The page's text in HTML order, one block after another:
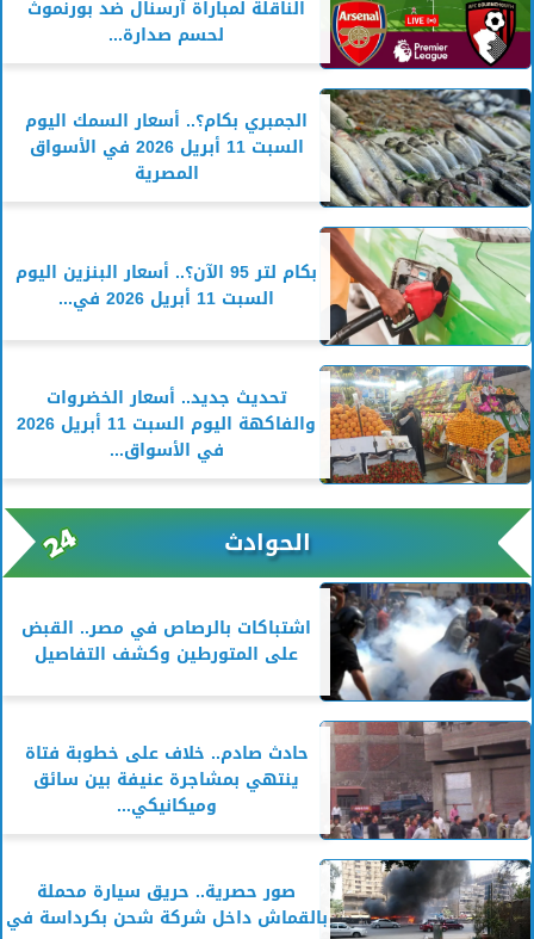
الناقلة لمباراة آرسنال ضد بورنموث
لحسم صدارة...
الجمبري بكام؟.. أسعار السمك اليوم
السبت 11 أبريل 2026 في الأسواق
المصرية
بكام لتر 95 الآن؟.. أسعار البنزين اليوم
السبت 11 أبريل 2026 في...
تحديث جديد.. أسعار الخضروات
والفاكهة اليوم السبت 11 أبريل 2026
في الأسواق...
الحوادث
اشتباكات بالرصاص في مصر.. القبض
على المتورطين وكشف التفاصيل
حادث صادم.. خلاف على خطوبة فتاة
ينتهي بمشاجرة عنيفة بين سائق
وميكانيكي...
صور حصرية.. حريق سيارة محملة
بالقماش داخل شركة شحن بكرداسة في